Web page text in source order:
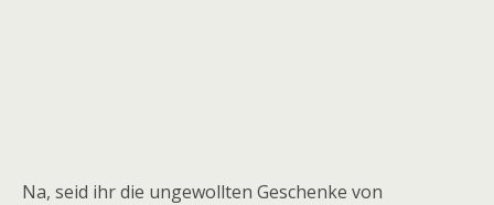
Na, seid ihr die ungewollten Geschenke von